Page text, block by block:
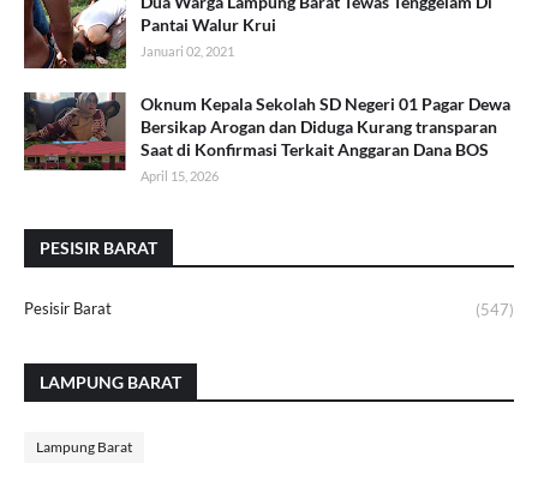
Pantai Walur Krui
Januari 02, 2021
Oknum Kepala Sekolah SD Negeri 01 Pagar Dewa
Bersikap Arogan dan Diduga Kurang transparan
Saat di Konfirmasi Terkait Anggaran Dana BOS
April 15, 2026
PESISIR BARAT
Pesisir Barat (547)
LAMPUNG BARAT
Lampung Barat